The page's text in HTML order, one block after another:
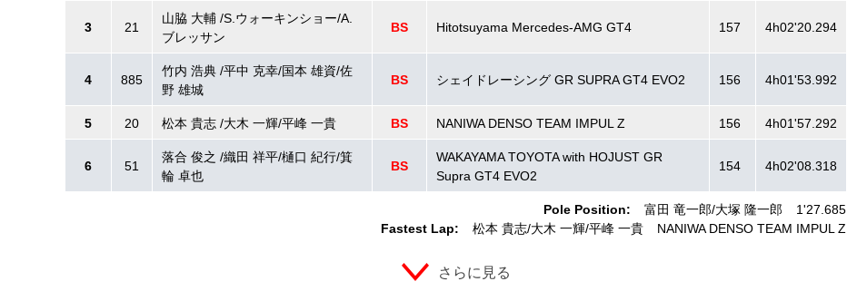
Pole Position: 富田 竜一郎 大塚 隆一郎
1'27.685
Fastest Lap:
松本 貴志 大木 一輝 平峰 一貴 NANIWA DENSO TEAM IMPUL Z
3 21
山脇 大輔 /S.ウォーキンショー/A.
ブレッサン
BS Hitotsuyama Mercedes-AMG GT4 157 4h02'20.294
4 885
竹内 浩典 /平中 克幸/国本 雄資/佐
野 雄城
BS シェイドレーシング GR SUPRA GT4 EVO2 156 4h01'53.992
5 20 松本 貴志 /大木 一輝/平峰 一貴 BS NANIWA DENSO TEAM IMPUL Z 156 4h01'57.292
6 51
落合 俊之 /織田 祥平/樋口 紀行/箕
輪 卓也
BS
WAKAYAMA TOYOTA with HOJUST GR
Supra GT4 EVO2
154 4h02'08.318
さらに見る